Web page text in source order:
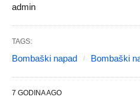
admin
TAGS:
Bombaški napad Bombaški
7 GODINA AGO